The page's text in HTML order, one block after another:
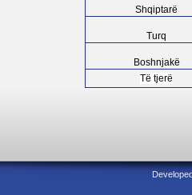
Shqiptarë
Turq
Boshnjakë
Të tjerë